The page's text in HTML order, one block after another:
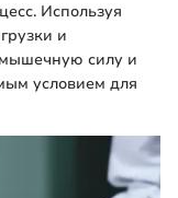
Используя
и
силу и
условием для